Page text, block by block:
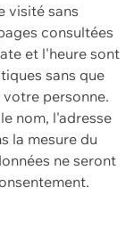
visité sans
consultées
et l'heure sont
sans que
personne.
nom, l'adresse
la mesure du
ne seront